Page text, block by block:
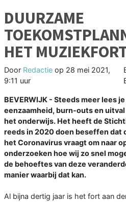
DUURZAME
HET
Door Redactie op 28 mei 2021,
9:11 uur
BEVERWIJK - Steeds meer lees
eenzaamheid, burn-outs en
het onderwijs. Het heeft de
reeds in 2020 doen beseffen dat
het Coronavirus vraagt om naar
onderzoeken hoe wij zo snel
de behoeftes van deze
manier waarbij dat kan.
Al bijna dertig jaar is het fort aan